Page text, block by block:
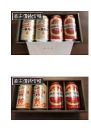
株主優待情報
株主優待情報